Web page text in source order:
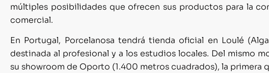
múltiples posibilidades que ofrecen sus productos para la
comercial.
En Portugal, Porcelanosa tendrá tienda oficial en Loulé
destinada al profesional y a los estudios locales. Del mismo
su showroom de Oporto (1.400 metros cuadrados), la primera